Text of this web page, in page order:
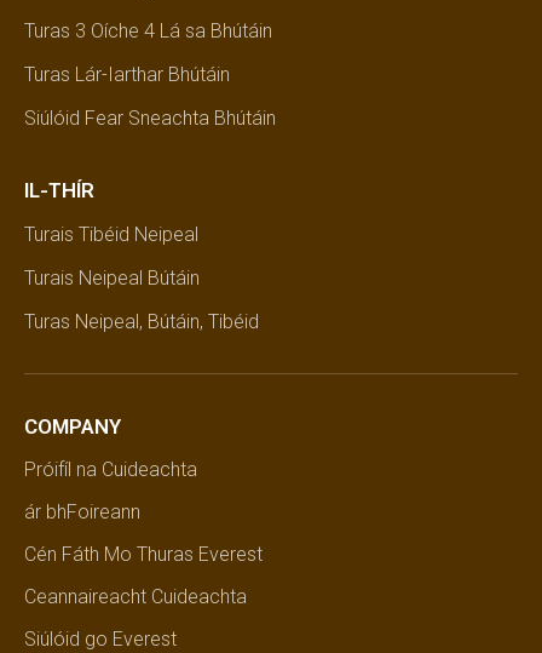
Turas 3 Oíche 4 Lá sa Bhútáin
Turas Lár-Iarthar Bhútáin
Siúlóid Fear Sneachta Bhútáin
IL-THÍR
Turais Tibéid Neipeal
Turais Neipeal Bútáin
Turas Neipeal, Bútáin, Tibéid
COMPANY
Próifíl na Cuideachta
ár bhFoireann
Cén Fáth Mo Thuras Everest
Ceannaireacht Cuideachta
Siúlóid go Everest